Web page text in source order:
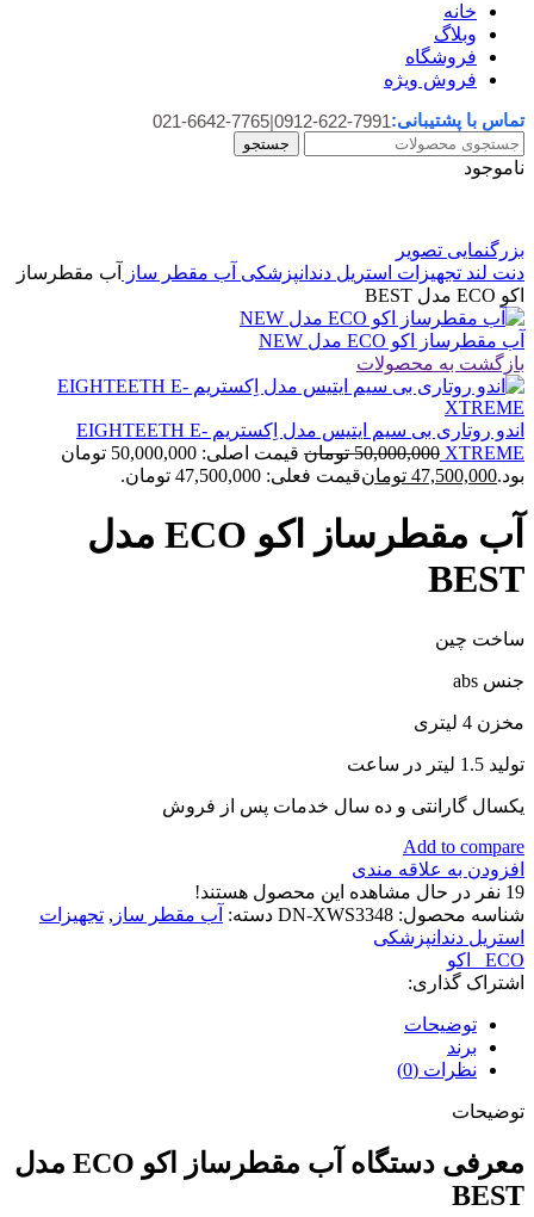
خانه
وبلاگ
فروشگاه
فروش ویژه
تماس با پشتیبانی:0912-622-7991
|
021-6642-7765
جستجو
ناموجود
بزرگنمایی تصویر
دنت لند تجهیزات استریل دندانپزشکی آب مقطر ساز
آب مقطرساز
اکو ECO مدل BEST
آب مقطرساز اکو ECO مدل NEW
بازگشت به محصولات
اندو روتاری بی سیم ایتیس مدل اِکستریم EIGHTEETH E-
XTREME
50,000,000 تومان
قیمت اصلی: 50,000,000 تومان
بود.47,500,000 تومانقیمت فعلی: 47,500,000 تومان.
آب مقطرساز اکو ECO مدل
BEST
ساخت چین
جنس abs
مخزن 4 لیتری
تولید 1.5 لیتر در ساعت
یکسال گارانتی و ده سال خدمات پس از فروش
Add to compare
افزودن به علاقه مندی
19 نفر در حال مشاهده این محصول هستند!
شناسه محصول: DN-XWS3348 دسته: آب مقطر ساز , تجهیزات
استریل دندانپزشکی
ECO_ اکو
اشتراک گذاری:
توضیحات
برند
نظرات (0)
توضیحات
معرفی دستگاه آب مقطرساز اکو ECO مدل
BEST